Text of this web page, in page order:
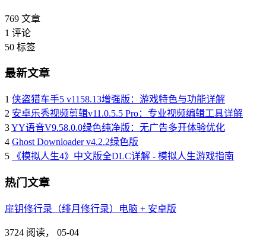
769 文章
1 评论
50 标签
最新文章
1 侠盗猎车手5 v1158.13增强版：游戏特色与功能详解
2 安卓乐秀视频剪辑v11.0.5.5 Pro：专业视频编辑工具详解
3YY语音V9.58.0.0绿色纯净版：无广告多开体验优化
4 Ghost Downloader v4.2.2绿色版
5
《模拟人生4》中文版全DLC详解 - 模拟人生游戏指南
热门文章
扉钥修行录（绯月修行录）电脑 + 安卓版
3724 阅读， 05-04